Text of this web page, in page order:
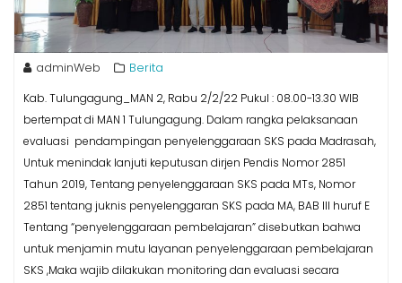
adminWeb Berita
Kab. Tulungagung_MAN 2, Rabu 2/2/22 Pukul : 08.00-13.30 WIB
bertempat di MAN 1 Tulungagung. Dalam rangka pelaksanaan
evaluasi pendampingan penyelenggaraan SKS pada Madrasah,
Untuk menindak lanjuti keputusan dirjen Pendis Nomor 2851
Tahun 2019, Tentang penyelenggaraan SKS pada MTs, Nomor
2851 tentang juknis penyelenggaran SKS pada MA, BAB III huruf E
Tentang “penyelenggaraan pembelajaran” disebutkan bahwa
untuk menjamin mutu layanan penyelenggaraan pembelajaran
SKS ,Maka wajib dilakukan monitoring dan evaluasi secara